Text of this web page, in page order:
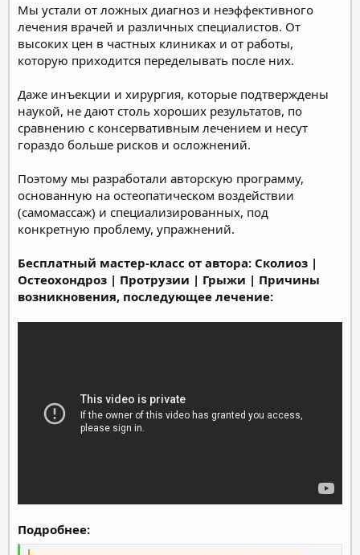
Мы устали от ложных диагноз и неэффективного
лечения врачей и различных специалистов. От
высоких цен в частных клиниках и от работы,
которую приходится переделывать после них.
Даже инъекции и хирургия, которые подтверждены
наукой, не дают столь хороших результатов, по
сравнению с консервативным лечением и несут
гораздо больше рисков и осложнений.
Поэтому мы разработали авторскую программу,
основанную на остеопатическом воздействии
(самомассаж) и специализированных, под
конкретную проблему, упражнений.
Бесплатный мастер-класс от автора: Сколиоз |
Остеохондроз | Протрузии | Грыжи | Причины
возникновения, последующее лечение:​
Подробнее: